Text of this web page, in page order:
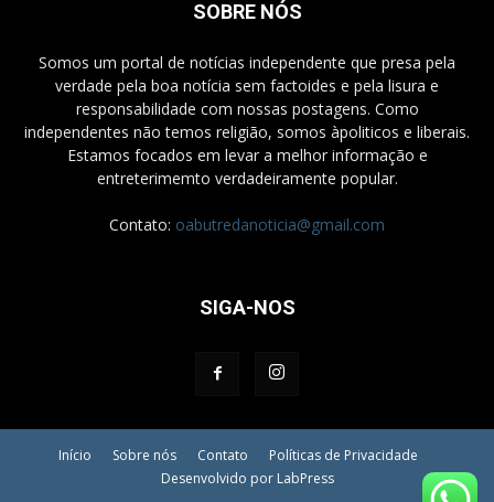
SOBRE NÓS
Somos um portal de notícias independente que presa pela
verdade pela boa notícia sem factoides e pela lisura e
responsabilidade com nossas postagens. Como
independentes não temos religião, somos àpoliticos e liberais.
Estamos focados em levar a melhor informação e
entreterimemto verdadeiramente popular.
Contato: oabutredanoticia@gmail.com
SIGA-NOS
Início Sobre nós Contato
Políticas de Privacidade
Desenvolvido por LabPress